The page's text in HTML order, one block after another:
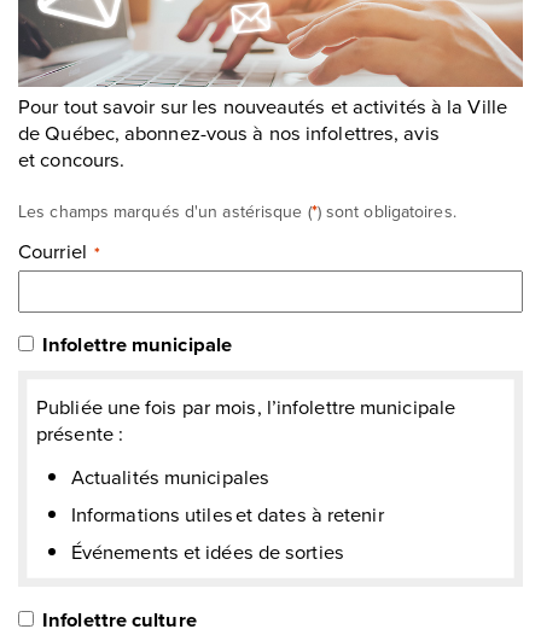
Pour tout savoir sur les nouveautés et activités à la Ville
de Québec, abonnez-vous à nos infolettres, avis
et concours.